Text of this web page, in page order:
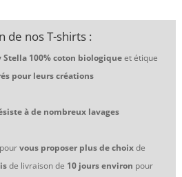
de nos T-shirts :
100% coton biologiqueet étique
pour leurs créations
à de nombreux lavages
vous proposer plus de choixde
de livraison de 10 jours environ pour